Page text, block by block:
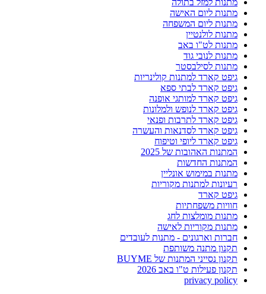
מתנות למזל בתולה
מתנות ליום האישה
מתנות ליום המשפחה
מתנות לולנטיין
מתנות לט"ו באב
מתנות לנובי גוד
מתנות לסילבסטר
גיפט קארד למתנות קולינריות
גיפט קארד לבתי ספא
גיפט קארד למותגי אופנה
גיפט קארד לנופש ולמלונות
גיפט קארד לתרבות ופנאי
גיפט קארד לסדנאות והעשרה
גיפט קארד ליופי וטיפוח
המתנות האהובות של 2025
המתנות החדשות
מתנות במימוש אונליין
רעיונות למתנות מקוריות
גיפט קארד
חוויות משפחתיות
מתנות מומלצות לחג
מתנות מקוריות לאישה
חברות וארגונים - מתנות לעובדים
תקנון מתנה משותפת
תקנון נסייני המתנות של BUYME
תקנון פעילות ט"ו באב 2026
privacy policy